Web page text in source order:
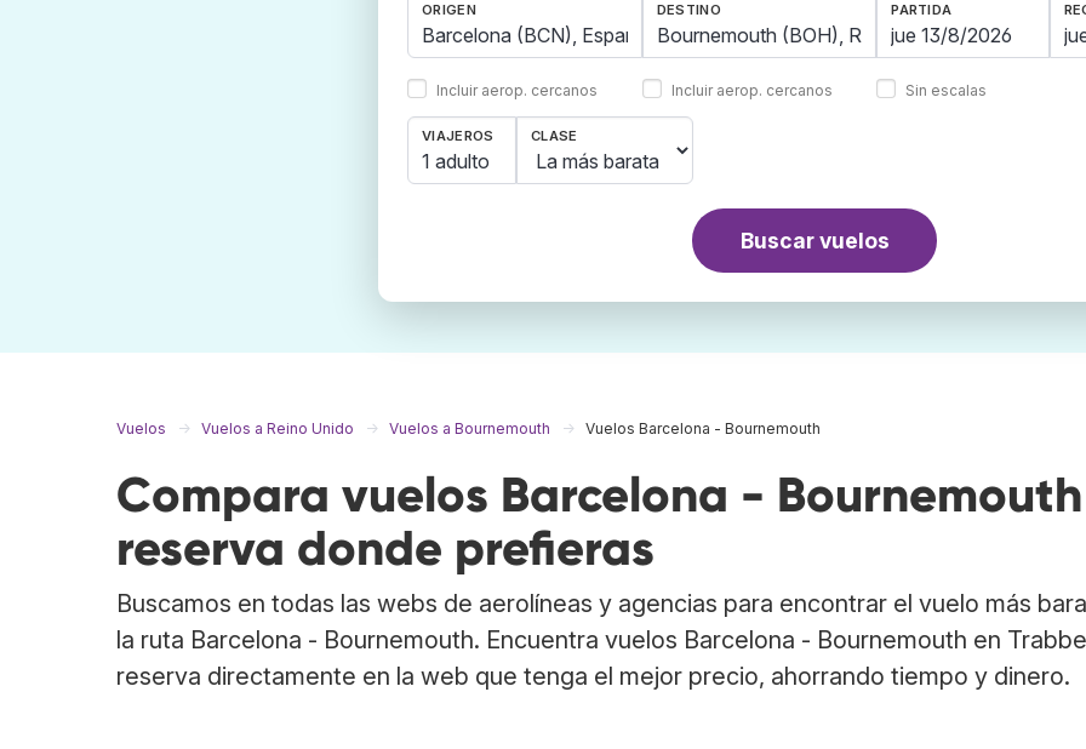
ORIGEN
Incluir aerop. cercanos
DESTINO
Incluir aerop. cercanos
PARTIDA
Sin escalas
VIAJEROS
1 adulto
CLASE
Buscar vuelos
Vuelos Vuelos a Reino Unido Vuelos a Bournemouth Vuelos Barcelona - Bournemouth
Compara vuelos Barcelona -
reserva donde prefieras
Buscamos en todas las webs de aerolíneas y agencias para encontrar el vuelo más
la ruta Barcelona - Bournemouth. Encuentra vuelos Barcelona - Bournemouth en
reserva directamente en la web que tenga el mejor precio, ahorrando tiempo y dinero.